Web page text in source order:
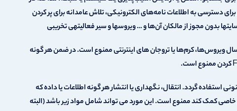
دسترسی به اطلاعات نامه‌های الكترونیكی، تلاش عامدانه برای پر كردن
بدون مجوز از مالکان آن‌ها و … ویروسها و سیر فعالیتهی تخریبی
ویروس‌ها، کرم‌ها یا تروجان های اینترنتی ممنوع است. در ضمن هر گونه
گردد. انتقال، نگهداری یا انتشار هر گونه اطلاعات یا داده که
خاصی کمک کند ممنوع است. این مورد می تواند شامل مواد زیر باشد (البته